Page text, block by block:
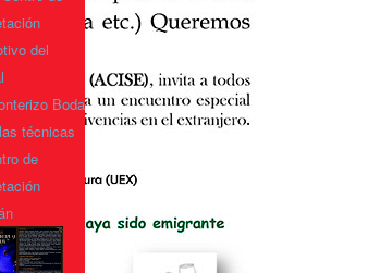
del
Boda
técnicas
de